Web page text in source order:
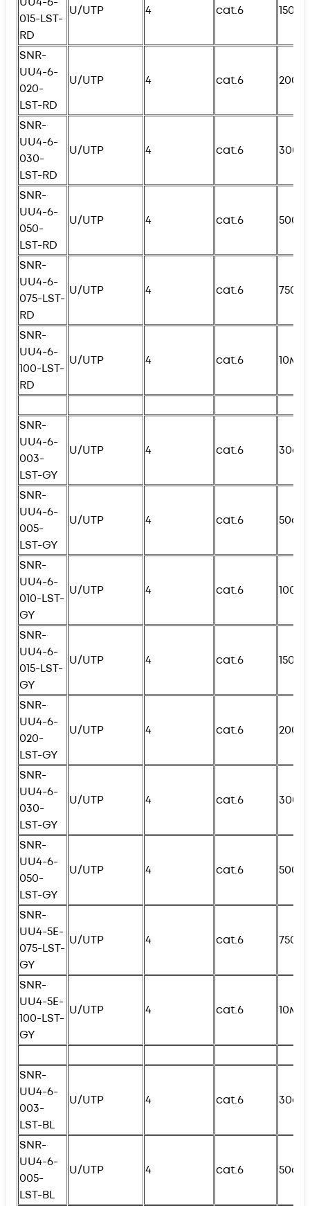
015-LST-
RD
U/UTP 4 cat.6 150см
SNR-
UU4-6-
020-
LST-RD
U/UTP 4 cat.6
SNR-
UU4-6-
030-
LST-RD
U/UTP 4 cat.6
SNR-
UU4-6-
050-
LST-RD
U/UTP 4 cat.6
SNR-
UU4-6-
075-LST-
RD
U/UTP 4 cat.6
SNR-
UU4-6-
100-LST-
RD
U/UTP 4 cat.6 10м
SNR-
UU4-6-
003-
LST-GY
U/UTP 4 cat.6 30см
SNR-
UU4-6-
005-
LST-GY
U/UTP 4 cat.6 50см
SNR-
UU4-6-
010-LST-
GY
U/UTP 4 cat.6
SNR-
UU4-6-
015-LST-
GY
U/UTP 4 cat.6 150см
SNR-
UU4-6-
020-
LST-GY
U/UTP 4 cat.6
SNR-
UU4-6-
030-
LST-GY
U/UTP 4 cat.6
SNR-
UU4-6-
050-
LST-GY
U/UTP 4 cat.6
SNR-
UU4-5E-
075-LST-
GY
U/UTP 4 cat.6
SNR-
UU4-5E-
100-LST-
GY
U/UTP 4 cat.6 10м
SNR-
UU4-6-
003-
LST-BL
U/UTP 4 cat.6 30см
SNR-
UU4-6-
005-
LST-BL
U/UTP 4 cat.6 50см